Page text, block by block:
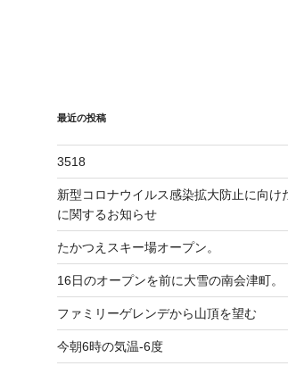
最近の投稿
3518
新型コロナウイルス感染拡大防止に向け
に関するお知らせ
たかつえスキー場オープン。
16日のオープンを前に大雪の南会津町。
ファミリーゲレンデから山頂を望む
今朝6時の気温-6度